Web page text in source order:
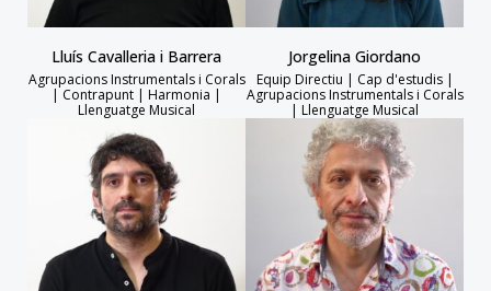
Lluís Cavalleria i Barrera
Agrupacions Instrumentals i Corals
| Contrapunt | Harmonia |
Llenguatge Musical
Jorgelina Giordano
Equip Directiu | Cap d'estudis |
Agrupacions Instrumentals i Corals
| Llenguatge Musical